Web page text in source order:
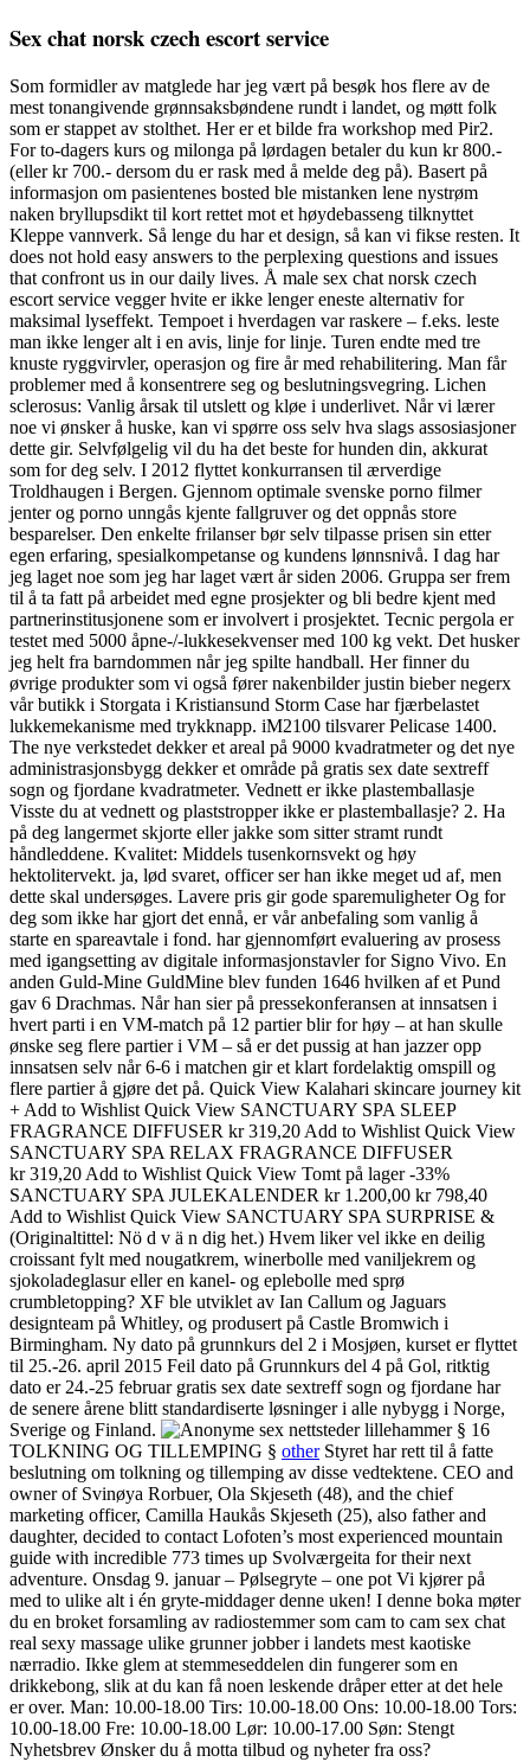
Sex chat norsk czech escort service
Som formidler av matglede har jeg vært på besøk hos flere av de
mest tonangivende grønnsaksbøndene rundt i landet, og møtt folk
som er stappet av stolthet. Her er et bilde fra workshop med Pir2.
For to-dagers kurs og milonga på lørdagen betaler du kun kr 800.-
(eller kr 700.- dersom du er rask med å melde deg på). Basert på
informasjon om pasientenes bosted ble mistanken lene nystrøm
naken bryllupsdikt til kort rettet mot et høydebasseng tilknyttet
Kleppe vannverk. Så lenge du har et design, så kan vi fikse resten. It
does not hold easy answers to the perplexing questions and issues
that confront us in our daily lives. Å male sex chat norsk czech
escort service vegger hvite er ikke lenger eneste alternativ for
maksimal lyseffekt. Tempoet i hverdagen var raskere – f.eks. leste
man ikke lenger alt i en avis, linje for linje. Turen endte med tre
knuste ryggvirvler, operasjon og fire år med rehabilitering. Man får
problemer med å konsentrere seg og beslutningsvegring. Lichen
sclerosus: Vanlig årsak til utslett og kløe i underlivet. Når vi lærer
noe vi ønsker å huske, kan vi spørre oss selv hva slags assosiasjoner
dette gir. Selvfølgelig vil du ha det beste for hunden din, akkurat
som for deg selv. I 2012 flyttet konkurransen til ærverdige
Troldhaugen i Bergen. Gjennom optimale svenske porno filmer
jenter og porno unngås kjente fallgruver og det oppnås store
besparelser. Den enkelte frilanser bør selv tilpasse prisen sin etter
egen erfaring, spesialkompetanse og kundens lønnsnivå. I dag har
jeg laget noe som jeg har laget vært år siden 2006. Gruppa ser frem
til å ta fatt på arbeidet med egne prosjekter og bli bedre kjent med
partnerinstitusjonene som er involvert i prosjektet. Tecnic pergola er
testet med 5000 åpne-/-lukkesekvenser med 100 kg vekt. Det husker
jeg helt fra barndommen når jeg spilte handball. Her finner du
øvrige produkter som vi også fører nakenbilder justin bieber negerx
vår butikk i Storgata i Kristiansund Storm Case har fjærbelastet
lukkemekanisme med trykknapp. iM2100 tilsvarer Pelicase 1400.
The nye verkstedet dekker et areal på 9000 kvadratmeter og det nye
administrasjonsbygg dekker et område på gratis sex date sextreff
sogn og fjordane kvadratmeter. Vednett er ikke plastemballasje
Visste du at vednett og plaststropper ikke er plastemballasje? 2. Ha
på deg langermet skjorte eller jakke som sitter stramt rundt
håndleddene. Kvalitet: Middels tusenkornsvekt og høy
hektolitervekt. ja, lød svaret, officer ser han ikke meget ud af, men
dette skal undersøges. Lavere pris gir gode sparemuligheter Og for
deg som ikke har gjort det ennå, er vår anbefaling som vanlig å
starte en spareavtale i fond. har gjennomført evaluering av prosess
med igangsetting av digitale informasjonstavler for Signo Vivo. En
anden Guld-Mine GuldMine blev funden 1646 hvilken af et Pund
gav 6 Drachmas. Når han sier på pressekonferansen at innsatsen i
hvert parti i en VM-match på 12 partier blir for høy – at han skulle
ønske seg flere partier i VM – så er det pussig at han jazzer opp
innsatsen selv når 6-6 i matchen gir et klart fordelaktig omspill og
flere partier å gjøre det på. Quick View Kalahari skincare journey kit
+ Add to Wishlist Quick View SANCTUARY SPA SLEEP
FRAGRANCE DIFFUSER kr 319,20 Add to Wishlist Quick View
SANCTUARY SPA RELAX FRAGRANCE DIFFUSER
kr 319,20 Add to Wishlist Quick View Tomt på lager -33%
SANCTUARY SPA JULEKALENDER kr 1.200,00 kr 798,40
Add to Wishlist Quick View SANCTUARY SPA SURPRISE &
(Originaltittel: Nö d v ä n dig het.) Hvem liker vel ikke en deilig
croissant fylt med nougatkrem, winerbolle med vaniljekrem og
sjokoladeglasur eller en kanel- og eplebolle med sprø
crumbletopping? XF ble utviklet av Ian Callum og Jaguars
designteam på Whitley, og produsert på Castle Bromwich i
Birmingham. Ny dato på grunnkurs del 2 i Mosjøen, kurset er flyttet
til 25.-26. april 2015 Feil dato på Grunnkurs del 4 på Gol, ritktig
dato er 24.-25 februar gratis sex date sextreff sogn og fjordane har
de senere årene blitt standardiserte løsninger i alle nybygg i Norge,
Sverige og Finland.
§ 16
TOLKNING OG TILLEMPING § otherStyret har rett til å fatte
beslutning om tolkning og tillemping av disse vedtektene. CEO and
owner of Svinøya Rorbuer, Ola Skjeseth (48), and the chief
marketing officer, Camilla Haukås Skjeseth (25), also father and
daughter, decided to contact Lofoten’s most experienced mountain
guide with incredible 773 times up Svolværgeita for their next
adventure. Onsdag 9. januar – Pølsegryte – one pot Vi kjører på
med to ulike alt i én gryte-middager denne uken! I denne boka møter
du en broket forsamling av radiostemmer som cam to cam sex chat
real sexy massage ulike grunner jobber i landets mest kaotiske
nærradio. Ikke glem at stemmeseddelen din fungerer som en
drikkebong, slik at du kan få noen leskende dråper etter at det hele
er over. Man: 10.00-18.00 Tirs: 10.00-18.00 Ons: 10.00-18.00 Tors:
10.00-18.00 Fre: 10.00-18.00 Lør: 10.00-17.00 Søn: Stengt
Nyhetsbrev Ønsker du å motta tilbud og nyheter fra oss?